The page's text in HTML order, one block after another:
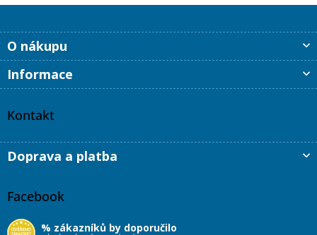
Z
a
Facebook
% zákazníků by doporučilo
O nákupu
Informace
Kontakt
Doprava a platba